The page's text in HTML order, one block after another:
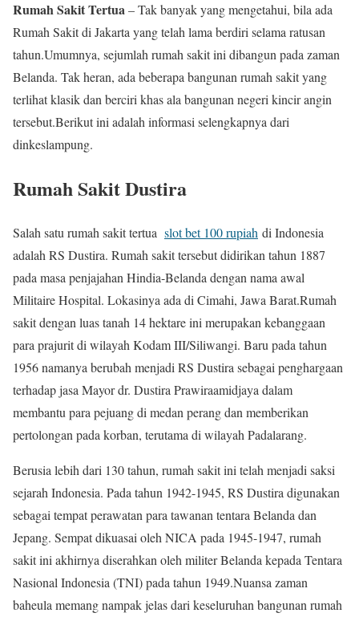
Rumah Sakit Tertua– Tak banyak yang mengetahui, bila ada
Rumah Sakit di Jakarta yang telah lama berdiri selama ratusan
tahun.Umumnya, sejumlah rumah sakit ini dibangun pada zaman
Belanda. Tak heran, ada beberapa bangunan rumah sakit yang
terlihat klasik dan berciri khas ala bangunan negeri kincir angin
tersebut.Berikut ini adalah informasi selengkapnya dari
dinkeslampung.
Rumah Sakit Dustira
Salah satu rumah sakit tertua slot bet 100 rupiah di Indonesia
adalah RS Dustira. Rumah sakit tersebut didirikan tahun 1887
pada masa penjajahan Hindia-Belanda dengan nama awal
Militaire Hospital. Lokasinya ada di Cimahi, Jawa Barat.Rumah
sakit dengan luas tanah 14 hektare ini merupakan kebanggaan
para prajurit di wilayah Kodam III/Siliwangi. Baru pada tahun
1956 namanya berubah menjadi RS Dustira sebagai penghargaan
terhadap jasa Mayor dr. Dustira Prawiraamidjaya dalam
membantu para pejuang di medan perang dan memberikan
pertolongan pada korban, terutama di wilayah Padalarang.
Berusia lebih dari 130 tahun, rumah sakit ini telah menjadi saksi
sejarah Indonesia. Pada tahun 1942-1945, RS Dustira digunakan
sebagai tempat perawatan para tawanan tentara Belanda dan
Jepang. Sempat dikuasai oleh NICA pada 1945-1947, rumah
sakit ini akhirnya diserahkan oleh militer Belanda kepada Tentara
Nasional Indonesia (TNI) pada tahun 1949.Nuansa zaman
baheula memang nampak jelas dari keseluruhan bangunan rumah